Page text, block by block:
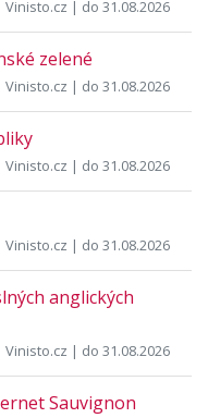
Vinisto.cz | do 31.08.2026
zelené
Vinisto.cz | do 31.08.2026
Vinisto.cz | do 31.08.2026
Vinisto.cz | do 31.08.2026
anglických
Vinisto.cz | do 31.08.2026
Sauvignon